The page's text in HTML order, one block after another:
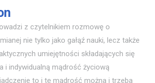
z czytelnikiem rozmowę o
nie tylko jako gałąź nauki, lecz także
umiejętności składających się
i indywidualną mądrość życiową
to i tę mądrość można i trzeba